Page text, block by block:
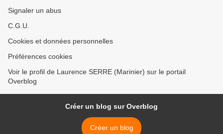
Signaler un abus
C.G.U.
Cookies et données personnelles
Préférences cookies
Voir le profil de Laurence SERRE (Marinier) sur le portail
Overblog
Créer un blog sur Overblog
Créer un blog